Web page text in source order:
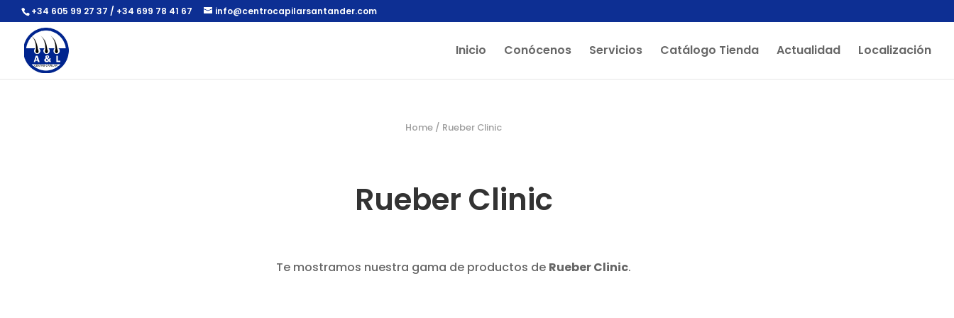
+34 605 99 27 37 / +34 699 78 41 67 info@centrocapilarsantander.com
Inicio Conócenos Servicios Catálogo Tienda Actualidad Localización
Home / Rueber Clinic
Rueber Clinic
Te mostramos nuestra gama de productos de Rueber Clinic.